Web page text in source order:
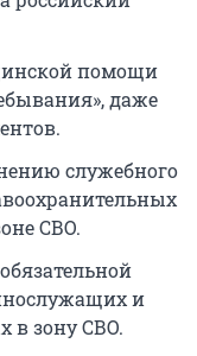
помощи
даже
служебного
СВО.
и
в зону СВО.